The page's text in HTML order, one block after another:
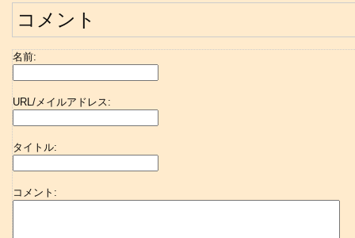
コメント
名前:
URL/メイルアドレス:
タイトル:
コメント: